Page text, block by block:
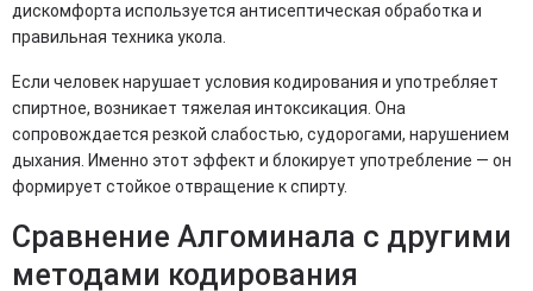
дискомфорта используется антисептическая обработка и
правильная техника укола.
Если человек нарушает условия кодирования и употребляет
спиртное, возникает тяжелая интоксикация. Она
сопровождается резкой слабостью, судорогами, нарушением
дыхания. Именно этот эффект и блокирует употребление — он
формирует стойкое отвращение к спирту.
Сравнение Алгоминала с другими
методами кодирования